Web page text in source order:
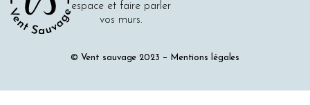
espace et faire parler
vos murs.
© Vent sauvage 2023 Mentions légales